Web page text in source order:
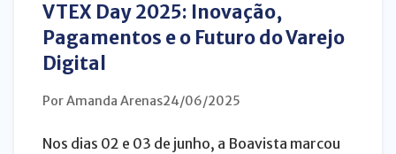
VTEX Day 2025: Inovação,
Pagamentos e o Futuro do Varejo
Digital
Por Amanda Arenas24/06/2025
Nos dias 02 e 03 de junho, a Boavista marcou